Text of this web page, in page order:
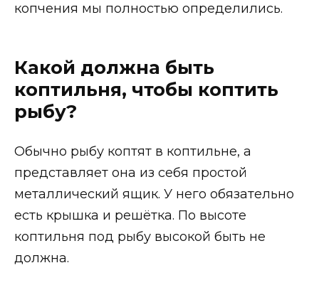
копчения мы полностью определились.
Какой должна быть
коптильня, чтобы коптить
рыбу?
Обычно рыбу коптят в коптильне, а
представляет она из себя простой
металлический ящик. У него обязательно
есть крышка и решётка. По высоте
коптильня под рыбу высокой быть не
должна.